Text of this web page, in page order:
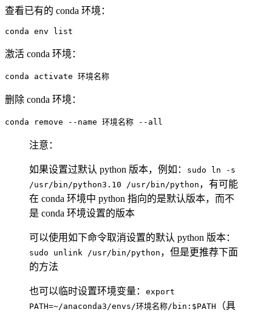
查看已有的 conda 环境：
conda env list
激活 conda 环境：
conda activate 环境名称
删除 conda 环境：
conda remove --name 环境名称 --all
注意：
如果设置过默认 python 版本，例如：
sudo ln -s
/usr/bin/python3.10 /usr/bin/python ，有可能
在 conda 环境中 python 指向的是默认版本，而不
是 conda 环境设置的版本
可以使用如下命令取消设置的默认 python 版本：
sudo unlink /usr/bin/python ，但是更推荐下面
的方法
也可以临时设置环境变量： export
PATH=~/anaconda3/envs/环境名称/bin:$PATH
（具